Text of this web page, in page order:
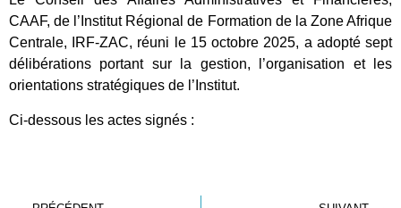
CAAF, de l’Institut Régional de Formation de la Zone Afrique
Centrale, IRF-ZAC, réuni le 15 octobre 2025, a adopté sept
délibérations portant sur la gestion, l’organisation et les
orientations stratégiques de l’Institut.
Ci-dessous les actes signés :